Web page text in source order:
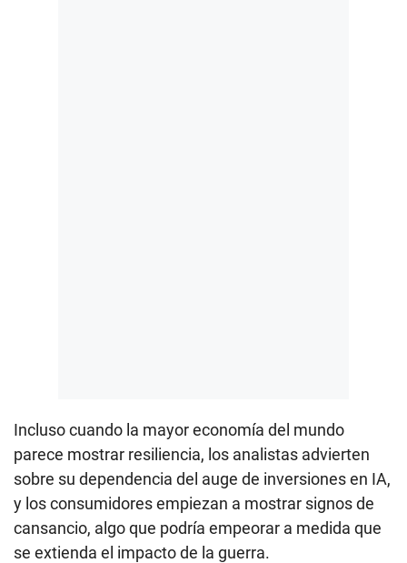
Incluso cuando la mayor economía del mundo
parece mostrar resiliencia, los analistas advierten
sobre su dependencia del auge de inversiones en IA,
y los consumidores empiezan a mostrar signos de
cansancio, algo que podría empeorar a medida que
se extienda el impacto de la guerra.